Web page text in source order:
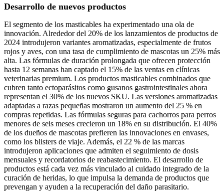
Desarrollo de nuevos productos
El segmento de los masticables ha experimentado una ola de
innovación. Alrededor del 20% de los lanzamientos de productos de
2024 introdujeron variantes aromatizadas, especialmente de frutos
rojos y aves, con una tasa de cumplimiento de mascotas un 25% más
alta. Las fórmulas de duración prolongada que ofrecen protección
hasta 12 semanas han captado el 15% de las ventas en clínicas
veterinarias premium. Los productos masticables combinados que
cubren tanto ectoparásitos como gusanos gastrointestinales ahora
representan el 30% de los nuevos SKU. Las versiones aromatizadas
adaptadas a razas pequeñas mostraron un aumento del 25 % en
compras repetidas. Las fórmulas seguras para cachorros para perros
menores de seis meses crecieron un 18% en su distribución. El 40%
de los dueños de mascotas prefieren las innovaciones en envases,
como los blisters de viaje. Además, el 22 % de las marcas
introdujeron aplicaciones que admiten el seguimiento de dosis
mensuales y recordatorios de reabastecimiento. El desarrollo de
productos está cada vez más vinculado al cuidado integrado de la
curación de heridas, lo que impulsa la demanda de productos que
prevengan y ayuden a la recuperación del daño parasitario.